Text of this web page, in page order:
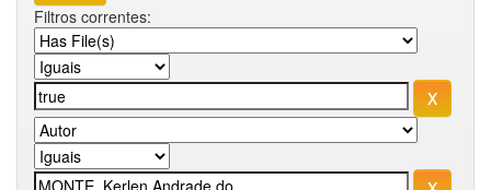
Filtros correntes: